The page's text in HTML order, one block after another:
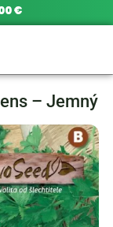
€
– Jemný